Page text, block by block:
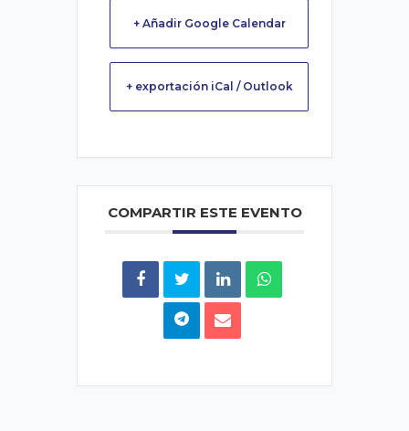
+ Añadir Google Calendar
+ exportación iCal / Outlook
COMPARTIR ESTE EVENTO